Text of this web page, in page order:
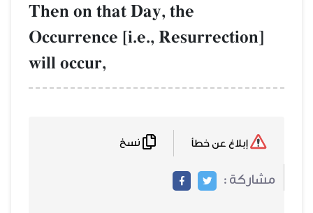
Then on that Day, the
Occurrence [i.e., Resurrection]
will occur,
مشاركة :